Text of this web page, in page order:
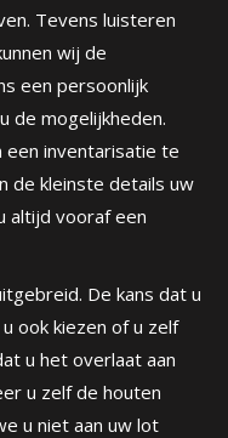
Tevens luisteren
wij de
een persoonlijk
de mogelijkheden.
inventarisatie te
de kleinste details uw
altijd vooraf een
De kans dat u
ook kiezen of u zelf
u het overlaat aan
u zelf de houten
u niet aan uw lot